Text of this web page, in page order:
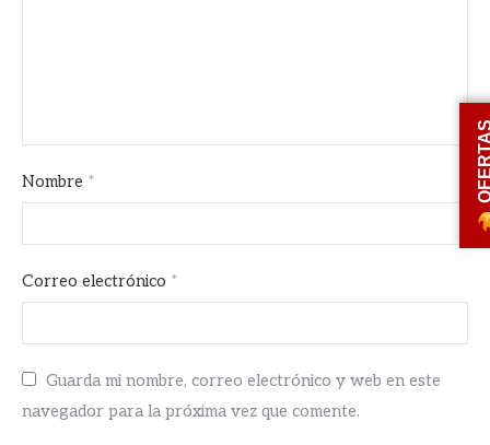
Nombre *
Correo electrónico *
Guarda mi nombre, correo electrónico y web en este
navegador para la próxima vez que comente.